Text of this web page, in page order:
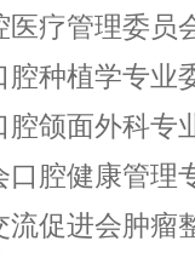
疗管理委员
种植学专业
颌面外科专
腔健康管理
促进会肿瘤